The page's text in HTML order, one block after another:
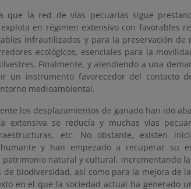
que la red de vías pecuarias sigue
en régimen extensivo con favorables
infrautilizados y para la preservación de
ecológicos, esenciales para la
Finalmente, y atendiendo a una
un instrumento favorecedor del contacto
medioambiental.
los desplazamientos de ganado han ido
extensiva se reducía y muchas vías
etc. No obstante, existen
y han empezado a recuperar su
patrimonio natural y cultural, incrementando
de biodiversidad, así como para la mejora de
en el que la sociedad actual ha generado